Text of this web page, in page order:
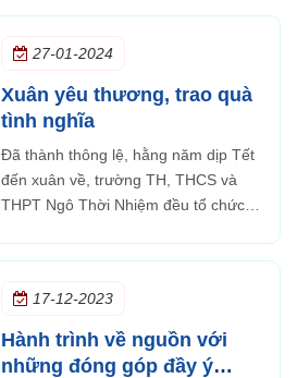
thuyết trình...
27-01-2024
Xuân yêu thương, trao quà
tình nghĩa
Đã thành thông lệ, hằng năm dịp Tết
đến xuân về, trường TH, THCS và
THPT Ngô Thời Nhiệm đều tổ chức
TP. Thủ Đức.
17-12-2023
Hành trình về nguồn với
những đóng góp đầy ý